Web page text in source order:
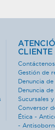
CLIENTE
Contáctenos
Gestión de
Denuncia
Denuncia
Sucursales
Conversor
Ética -
-